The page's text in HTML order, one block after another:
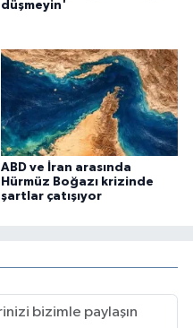
düşmeyin'
ABD ve İran arasında
Hürmüz Boğazı krizinde
şartlar çatışıyor